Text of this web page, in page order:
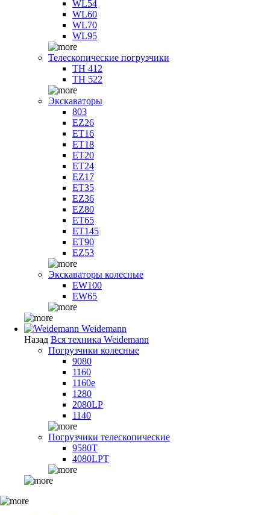
WL54
WL60
WL70
WL95
Телескопические погрузчики
TH 412
TH 522
Экскаваторы
803
EZ26
ET16
ET18
ET20
ET24
EZ17
ET35
EZ36
EZ80
ET65
ET145
ET90
EZ53
Экскаваторы колесные
EW100
EW65
Weidemann
Назад Вся техника Weidemann
Погрузчики колесные
9080
1160
1160e
1280
2080LP
1140
Погрузчики телескопические
9580T
4080LPT